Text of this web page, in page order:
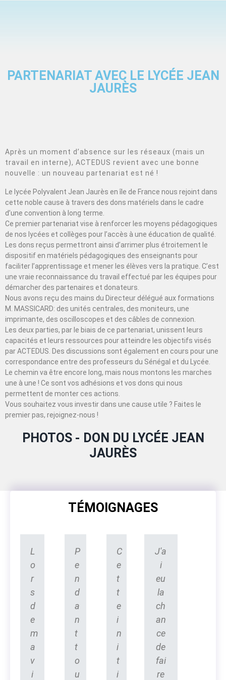
PARTENARIAT AVEC LE LYCÉE JEAN
JAURÈS
Après un moment d’absence sur les réseaux (mais un
travail en interne), ACTEDUS revient avec une bonne
nouvelle : un nouveau partenariat est né !
Le lycée Polyvalent Jean Jaurès en île de France nous rejoint dans
cette noble cause à travers des dons matériels dans le cadre
d’une convention à long terme.
Ce premier partenariat vise à renforcer les moyens pédagogiques
de nos lycées et collèges pour l’accès à une éducation de qualité.
Les dons reçus permettront ainsi d’arrimer plus étroitement le
dispositif en matériels pédagogiques des enseignants pour
faciliter l’apprentissage et mener les élèves vers la pratique. C’est
une vraie reconnaissance du travail effectué par les équipes pour
démarcher des partenaires et donateurs.
Nous avons reçu des mains du Directeur délégué aux formations
M. MASSICARD: des unités centrales, des moniteurs, une
imprimante, des oscilloscopes et des câbles de connexion.
Les deux parties, par le biais de ce partenariat, unissent leurs
capacités et leurs ressources pour atteindre les objectifs visés
par ACTEDUS. Des discussions sont également en cours pour une
correspondance entre des professeurs du Sénégal et du Lycée.
Le chemin va être encore long, mais nous montons les marches
une à une ! Ce sont vos adhésions et vos dons qui nous
permettent de monter ces actions.
Vous souhaitez vous investir dans une cause utile ? Faites le
premier pas, rejoignez-nous !
PHOTOS - DON DU LYCÉE JEAN
JAURÈS
TÉMOIGNAGES
L
o
r
s
d
e
m
a
v
i
P
e
n
d
a
n
t
t
o
u
C
e
t
t
e
i
n
i
t
i
J'a
i
eu
la
ch
an
ce
de
fai
re